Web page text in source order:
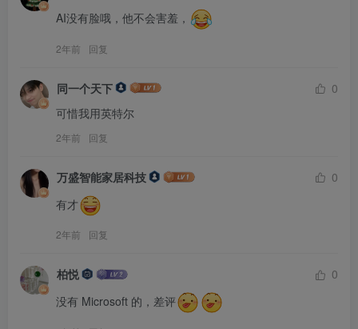
AI没有脸哦，他不会害羞，
2年前 回复
同一个天下
0
可惜我用英特尔
2年前 回复
万盛智能家居科技
0
有才
2年前 回复
柏悦
0
没有 Microsoft 的，差评